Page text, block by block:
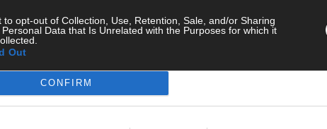
to opt-out of Collection, Use, Retention, Sale, and/or Sharing
Data that Is Unrelated with the Purposes for which it
Out
CONFIRM